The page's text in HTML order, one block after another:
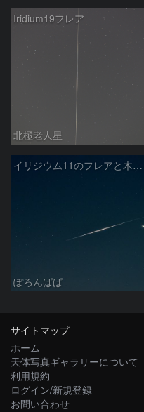
Iridium19フレア
北極老人星
イリジウム11のフレアと木星・スピカ
ぽろんぱぱ
サイトマップ
ホーム
天体写真ギャラリーについて
利用規約
ログイン/新規登録
お問い合わせ